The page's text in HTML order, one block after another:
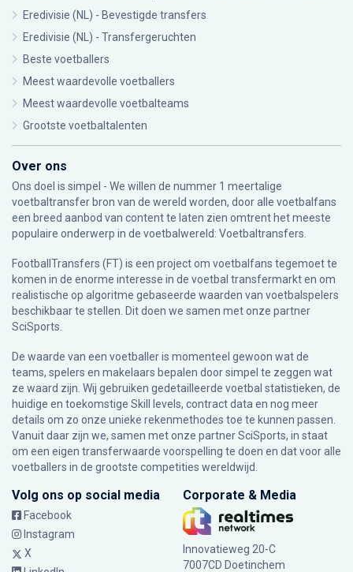
Eredivisie (NL) - Bevestigde transfers
Eredivisie (NL) - Transfergeruchten
Beste voetballers
Meest waardevolle voetballers
Meest waardevolle voetbalteams
Grootste voetbaltalenten
Over ons
Ons doel is simpel - We willen de nummer 1 meertalige
voetbaltransfer bron van de wereld worden, door alle voetbalfans
een breed aanbod van content te laten zien omtrent het meeste
populaire onderwerp in de voetbalwereld: Voetbaltransfers.
FootballTransfers (FT) is een project om voetbalfans tegemoet te
komen in de enorme interesse in de voetbal transfermarkt en om
realistische op algoritme gebaseerde waarden van voetbalspelers
beschikbaar te stellen. Dit doen we samen met onze partner
SciSports
De waarde van een voetballer is momenteel gewoon wat de
teams, spelers en makelaars bepalen door simpel te zeggen wat
ze waard zijn. Wij gebruiken gedetailleerde voetbal statistieken, de
huidige en toekomstige Skill levels, contract data en nog meer
details om zo onze unieke rekenmethodes toe te kunnen passen.
Vanuit daar zijn we, samen met onze partner SciSports, in staat
om een eigen transferwaarde voorspelling te doen en dat voor alle
voetballers in de grootste competities wereldwijd.
Volg ons op social media
Facebook
Instagram
X
Corporate & Media
Innovatieweg 20-C
7007CD Doetinchem